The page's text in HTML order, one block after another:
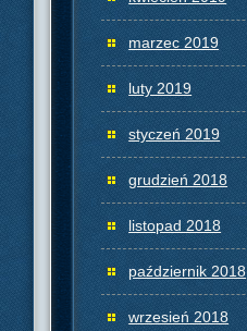
marzec 2019
luty 2019
styczeń 2019
grudzień 2018
listopad 2018
październik 2018
wrzesień 2018